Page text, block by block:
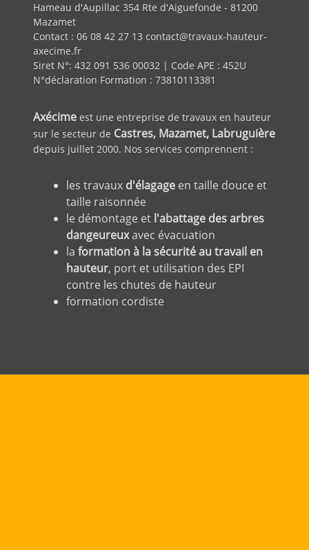
Hameau d'Aupillac 354 Rte d'Aiguefonde - 81200
Mazamet
Contact : 06 08 42 27 13 contact@travaux-hauteur-
axecime.fr
Siret N°: 432 091 536 00032 | Code APE : 452U
N°déclaration Formation : 73810113381
Axécime est une entreprise de travaux en hauteur
sur le secteur de Castres, Mazamet, Labruguière
depuis juillet 2000. Nos services comprennent :
les travaux d'élagage en taille douce et
taille raisonnée
le démontage et l'abattage des arbres
dangeureuxavec évacuation
la formation à la sécurité au travail en
hauteur, port et utilisation des EPI
contre les chutes de hauteur
formation cordiste